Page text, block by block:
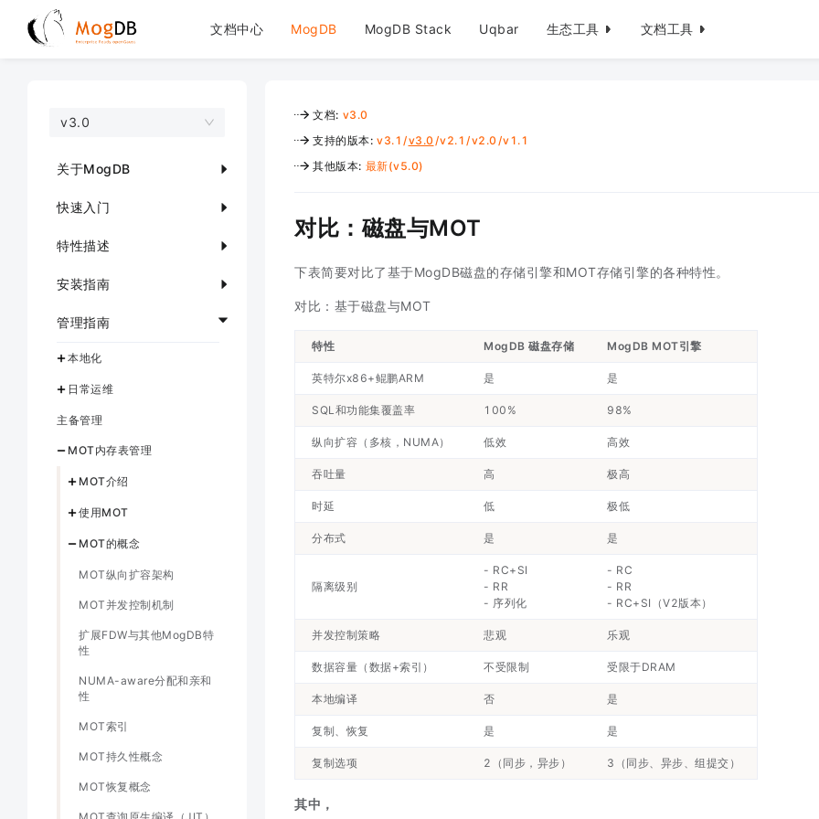
文档中心 MogDB MogDB Stack Uqbar 生态工具 文档工具
v3.0
关于MogDB
快速入门
特性描述
安装指南
管理指南
本地化
日常运维
主备管理
MOT内存表管理
MOT介绍
使用MOT
MOT的概念
MOT纵向扩容架构
MOT并发控制机制
扩展FDW与其他MogDB特
性
NUMA-aware分配和亲和
性
MOT索引
MOT持久性概念
MOT恢复概念
文档: v3.0
支持的版本: v3.1 /v3.0/v2.1 /v2.0/v1.1
其他版本: 最新(v5.0)
对比：磁盘与MOT
下表简要对比了基于MogDB磁盘的存储引擎和MOT存储引擎的各种特性。
对比：基于磁盘与MOT
特性 MogDB 磁盘存储 MogDB MOT引擎
英特尔x86+鲲鹏ARM 是 是
SQL和功能集覆盖率 100% 98%
纵向扩容（多核，NUMA） 低效 高效
吞吐量 高 极高
时延 低 极低
分布式 是 是
隔离级别
- RC+SI
- RR
- 序列化
- RC
- RR
- RC+SI（V2版本）
并发控制策略 悲观 乐观
数据容量（数据+索引） 不受限制 受限于DRAM
本地编译 否 是
复制、恢复 是 是
复制选项 2（同步，异步） 3（同步、异步、组提交）
其中，